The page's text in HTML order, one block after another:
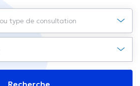
Recherche